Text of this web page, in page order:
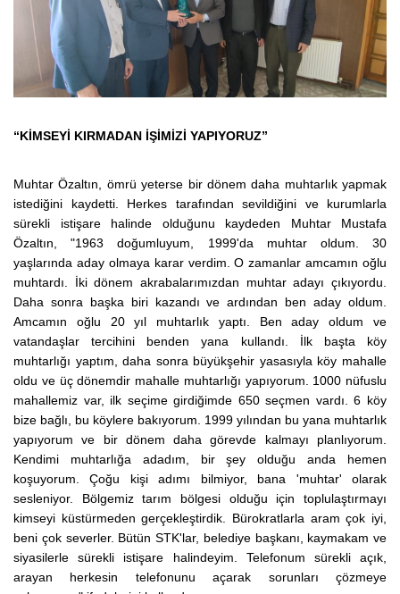
“KİMSEYİ KIRMADAN İŞİMİZİ YAPIYORUZ”
Muhtar Özaltın, ömrü yeterse bir dönem daha muhtarlık yapmak
istediğini kaydetti. Herkes tarafından sevildiğini ve kurumlarla
sürekli istişare halinde olduğunu kaydeden Muhtar Mustafa
Özaltın, "1963 doğumluyum, 1999'da muhtar oldum. 30
yaşlarında aday olmaya karar verdim. O zamanlar amcamın oğlu
muhtardı. İki dönem akrabalarımızdan muhtar adayı çıkıyordu.
Daha sonra başka biri kazandı ve ardından ben aday oldum.
Amcamın oğlu 20 yıl muhtarlık yaptı. Ben aday oldum ve
vatandaşlar tercihini benden yana kullandı. İlk başta köy
muhtarlığı yaptım, daha sonra büyükşehir yasasıyla köy mahalle
oldu ve üç dönemdir mahalle muhtarlığı yapıyorum. 1000 nüfuslu
mahallemiz var, ilk seçime girdiğimde 650 seçmen vardı. 6 köy
bize bağlı, bu köylere bakıyorum. 1999 yılından bu yana muhtarlık
yapıyorum ve bir dönem daha görevde kalmayı planlıyorum.
Kendimi muhtarlığa adadım, bir şey olduğu anda hemen
koşuyorum. Çoğu kişi adımı bilmiyor, bana 'muhtar' olarak
sesleniyor. Bölgemiz tarım bölgesi olduğu için toplulaştırmayı
kimseyi küstürmeden gerçekleştirdik. Bürokratlarla aram çok iyi,
beni çok severler. Bütün STK'lar, belediye başkanı, kaymakam ve
siyasilerle sürekli istişare halindeyim. Telefonum sürekli açık,
arayan herkesin telefonunu açarak sorunları çözmeye